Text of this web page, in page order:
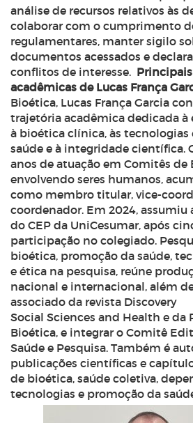
análise de recursos relativos às
colaborar com o cumprimento
regulamentares, manter sigilo
documentos acessados e
conflitos de interesse.
acadêmicas de Lucas França
Bioética, Lucas França Garcia
trajetória acadêmica dedicada à
à bioética clínica, às tecnologias
saúde e à integridade científica.
anos de atuação em Comitês de
envolvendo seres humanos,
como membro titular, vice-
coordenador. Em 2024, assumiu
do CEP da UniCesumar, após
participação no colegiado.
bioética, promoção da saúde,
e ética na pesquisa, reúne
nacional e internacional, além
associado da revista Discovery
Social Sciences and Health e da
Bioética, e integrar o Comitê
Saúde e Pesquisa. Também é
publicações científicas e
de bioética, saúde coletiva,
tecnologias e promoção da